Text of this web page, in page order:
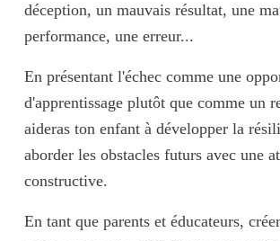
déception, un mauvais résultat, une
performance, une erreur...
En présentant l'échec comme une
d'apprentissage plutôt que comme un
aideras ton enfant à développer la
aborder les obstacles futurs avec une
constructive.
En tant que parents et éducateurs,